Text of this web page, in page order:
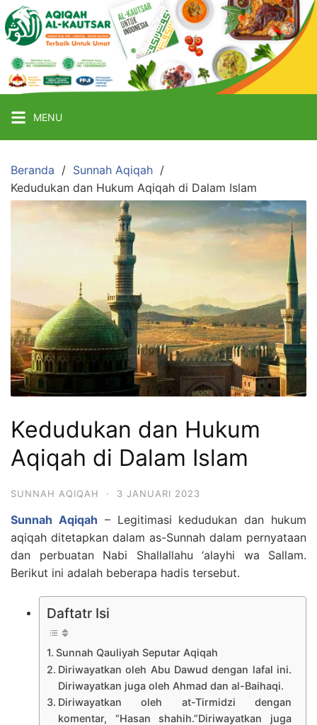
Langsung
ke
konten
Aqiqah
Al
Kautsar
Jasa
Aqiqah
Jogja
Murah
MENU
Beranda
Sunnah Aqiqah
Kedudukan dan Hukum Aqiqah di Dalam Islam
Kedudukan dan Hukum
Aqiqah di Dalam Islam
SUNNAH AQIQAH · 3 JANUARI 2023
Sunnah Aqiqah – Legitimasi kedudukan dan hukum
aqiqah ditetapkan dalam as-Sunnah dalam pernyataan
dan perbuatan Nabi Shallallahu ‘alayhi wa Sallam.
Berikut ini adalah beberapa hadis tersebut.
Daftatr Isi
Sunnah Qauliyah Seputar Aqiqah
Diriwayatkan oleh Abu Dawud dengan lafal ini.
Diriwayatkan juga oleh Ahmad dan al-Baihaqi.
Diriwayatkan oleh at-Tirmidzi dengan
komentar, “Hasan shahih.”Diriwayatkan juga